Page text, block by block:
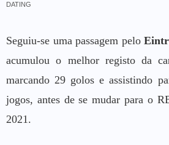
DATING
Seguiu-se uma passagem pelo
acumulou o melhor registo da
marcando 29 golos e assistindo
jogos, antes de se mudar para o
2021.